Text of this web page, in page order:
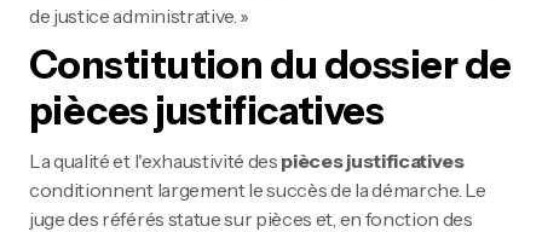
de justice administrative. »
Constitution du dossier de
pièces justificatives
La qualité et l'exhaustivité des pièces justificatives
conditionnent largement le succès de la démarche. Le
juge des référés statue sur pièces et, en fonction des